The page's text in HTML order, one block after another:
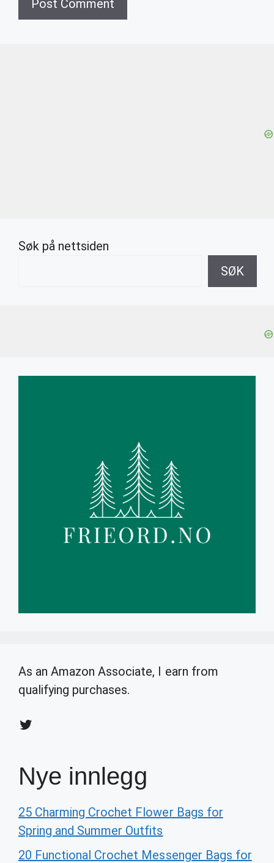
Søk på nettsiden
SØK
As an Amazon Associate, I earn from
qualifying purchases.
Twitter
Nye innlegg
25 Charming Crochet Flower Bags for
Spring and Summer Outfits
20 Functional Crochet Messenger Bags for